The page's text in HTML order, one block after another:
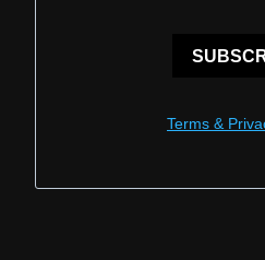
Terms &